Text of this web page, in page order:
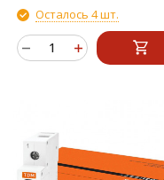
Осталось 4 шт.